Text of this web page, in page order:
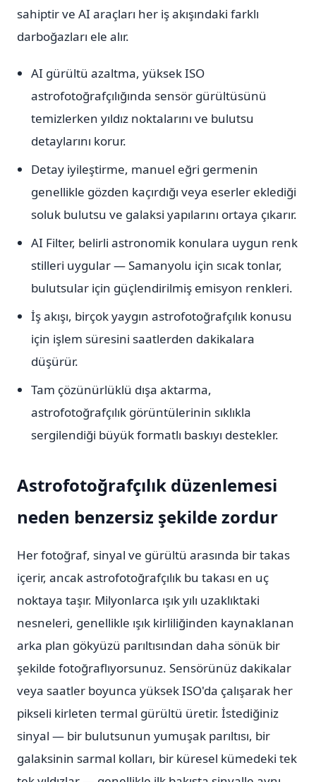
sahiptir ve AI araçları her iş akışındaki farklı
darboğazları ele alır.
AI gürültü azaltma, yüksek ISO
astrofotoğrafçılığında sensör gürültüsünü
temizlerken yıldız noktalarını ve bulutsu
detaylarını korur.
Detay iyileştirme, manuel eğri germenin
genellikle gözden kaçırdığı veya eserler eklediği
soluk bulutsu ve galaksi yapılarını ortaya çıkarır.
AI Filter, belirli astronomik konulara uygun renk
stilleri uygular — Samanyolu için sıcak tonlar,
bulutsular için güçlendirilmiş emisyon renkleri.
İş akışı, birçok yaygın astrofotoğrafçılık konusu
için işlem süresini saatlerden dakikalara
düşürür.
Tam çözünürlüklü dışa aktarma,
astrofotoğrafçılık görüntülerinin sıklıkla
sergilendiği büyük formatlı baskıyı destekler.
Astrofotoğrafçılık düzenlemesi
neden benzersiz şekilde zordur
Her fotoğraf, sinyal ve gürültü arasında bir takas
içerir, ancak astrofotoğrafçılık bu takası en uç
noktaya taşır. Milyonlarca ışık yılı uzaklıktaki
nesneleri, genellikle ışık kirliliğinden kaynaklanan
arka plan gökyüzü parıltısından daha sönük bir
şekilde fotoğraflıyorsunuz. Sensörünüz dakikalar
veya saatler boyunca yüksek ISO'da çalışarak her
pikseli kirleten termal gürültü üretir. İstediğiniz
sinyal — bir bulutsunun yumuşak parıltısı, bir
galaksinin sarmal kolları, bir küresel kümedeki tek